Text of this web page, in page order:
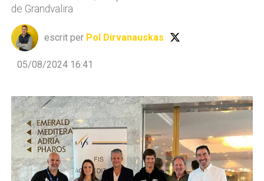
de Grandvalira
escrit per Pol Dirvanauskas
05/08/2024 16:41